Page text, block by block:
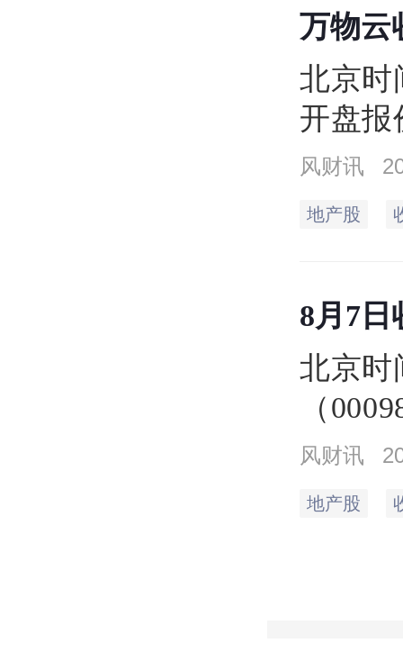
万物云
万手
北京时
开盘报
14.9元
元，
风财讯
地产股
8月7日
北京时
（
同）
收盘
风财讯
地产股